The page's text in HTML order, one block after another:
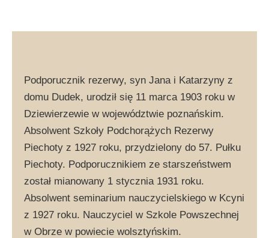
Podporucznik rezerwy, syn Jana i Katarzyny z
domu Dudek, urodził się 11 marca 1903 roku w
Dziewierzewie w województwie poznańskim.
Absolwent Szkoły Podchorążych Rezerwy
Piechoty z 1927 roku, przydzielony do 57. Pułku
Piechoty. Podporucznikiem ze starszeństwem
został mianowany 1 stycznia 1931 roku.
Absolwent seminarium nauczycielskiego w Kcyni
z 1927 roku. Nauczyciel w Szkole Powszechnej
w Obrze w powiecie wolsztyńskim.